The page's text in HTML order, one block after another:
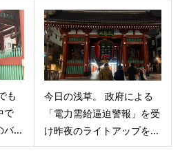
も
で
バ...
今日の浅草。 政府による
「電力需給逼迫警報」を受
け昨夜のライトアップを...